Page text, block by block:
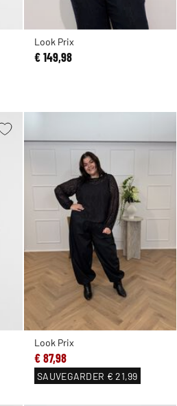
Look Prix
€ 149,98
Look Prix
€ 87,98
SAUVEGARDER € 21,99